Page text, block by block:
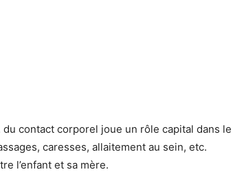
du contact corporel joue un rôle capital dans le
caresses, allaitement au sein, etc.
l’enfant et sa mère.